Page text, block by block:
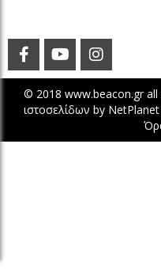
© 2018 www.beacon.gr all
ιστοσελίδων by NetPlanet